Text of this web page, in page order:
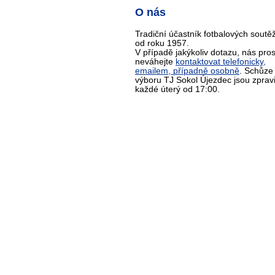
O nás
Tradiční účastník fotbalových
od roku 1957.
V případě jakýkoliv dotazu, nás
neváhejte kontaktovat telefonicky,
emailem, případně osobně. Schůze
výboru TJ Sokol Újezdec jsou
každé úterý od 17:00.